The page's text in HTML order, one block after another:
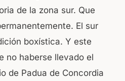
de la zona sur. Que
El sur
boxística. Y este
no haberse llevado el
de Padua de Concordia